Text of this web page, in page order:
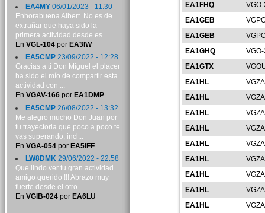
EA1FHQ
EA1GEB
EA1GEB
EA1GHQ
EA1GTX
EA1HL
EA1HL
EA1HL
EA1HL
EA1HL
EA1HL
EA1HL
EA1HL
EA1HL
EA4MY06/01/2023 - 11:30
Enhorabuena Albert. No es de
extrañar que haya sido la
primera actividad desde es...
En VGL-104por EA3IW
EA5CMP23/09/2022 - 12:28
Gracias a ti Don Miguel el placer
ha sido el mío de compartir esta
actividad con ...
En VGAV-166por EA1DMP
EA5CMP26/08/2022 - 13:32
Me alegro mucho Don Juan por
tu trayectoria que poco a poco te
vas superando, incl...
En VGA-054por EA5IFF
LW8DMK29/06/2022 - 22:58
Que lindo ver tu gran actividad
amigo querido !!! Abrazo muy
fuerte desde el otro...
En VGIB-024por EA6LU